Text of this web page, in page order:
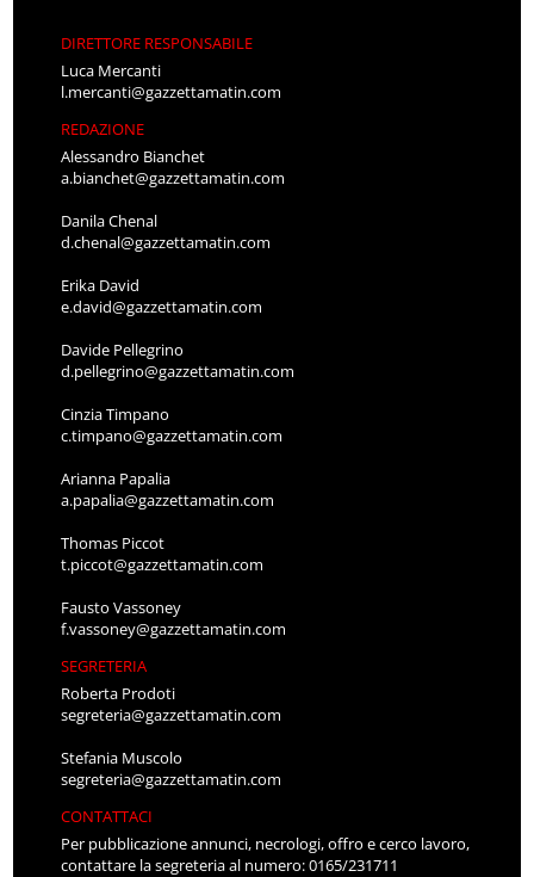
DIRETTORE RESPONSABILE
Luca Mercanti
l.mercanti@gazzettamatin.com
REDAZIONE
Alessandro Bianchet
a.bianchet@gazzettamatin.com
Danila Chenal
d.chenal@gazzettamatin.com
Erika David
e.david@gazzettamatin.com
Davide Pellegrino
d.pellegrino@gazzettamatin.com
Cinzia Timpano
c.timpano@gazzettamatin.com
Arianna Papalia
a.papalia@gazzettamatin.com
Thomas Piccot
t.piccot@gazzettamatin.com
Fausto Vassoney
f.vassoney@gazzettamatin.com
SEGRETERIA
Roberta Prodoti
segreteria@gazzettamatin.com
Stefania Muscolo
segreteria@gazzettamatin.com
CONTATTACI
Per pubblicazione annunci, necrologi, offro e cerco lavoro,
contattare la segreteria al numero: 0165/231711